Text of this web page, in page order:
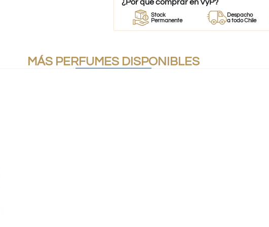
¿Por qué comprar en VyP?
Stock
Permanente
Despacho
a todo Chile
MÁS PERFUMES DISPONIBLES